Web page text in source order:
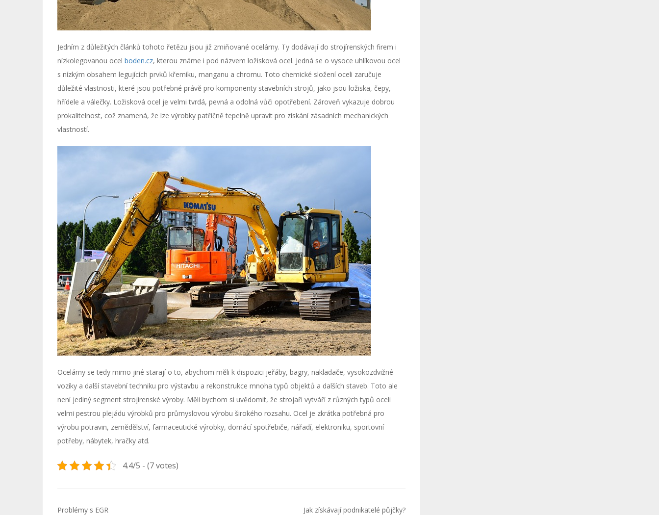
Jedním z důležitých článků tohoto řetězu jsou již zmiňované ocelárny. Ty dodávají do strojírenských firem i
nízkolegovanou ocel boden.cz, kterou známe i pod názvem ložisková ocel. Jedná se o vysoce uhlíkovou ocel
s nízkým obsahem legujících prvků křemíku, manganu a chromu. Toto chemické složení oceli zaručuje
důležité vlastnosti, které jsou potřebné právě pro komponenty stavebních strojů, jako jsou ložiska, čepy,
hřídele a válečky. Ložisková ocel je velmi tvrdá, pevná a odolná vůči opotřebení. Zároveň vykazuje dobrou
prokalitelnost, což znamená, že lze výrobky patřičně tepelně upravit pro získání zásadních mechanických
vlastností.
Ocelárny se tedy mimo jiné starají o to, abychom měli k dispozici jeřáby, bagry, nakladače, vysokozdvižné
vozíky a další stavební techniku pro výstavbu a rekonstrukce mnoha typů objektů a dalších staveb. Toto ale
není jediný segment strojírenské výroby. Měli bychom si uvědomit, že strojaři vytváří z různých typů oceli
velmi pestrou plejádu výrobků pro průmyslovou výrobu širokého rozsahu. Ocel je zkrátka potřebná pro
výrobu potravin, zemědělství, farmaceutické výrobky, domácí spotřebiče, nářadí, elektroniku, sportovní
potřeby, nábytek, hračky atd.
4.4/5 - (7 votes)
Navigace
Problémy s EGR Jak získávají podnikatelé půjčky?